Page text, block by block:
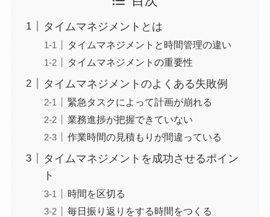
タイムマネジメントとは
タイムマネジメントと時間管理の違い
タイムマネジメントの重要性
タイムマネジメントのよくある失敗例
緊急タスクによって計画が崩れる
業務進捗が把握できていない
作業時間の見積もりが間違っている
タイムマネジメントを成功させるポイン
ト
時間を区切る
毎日振り返りをする時間をつくる